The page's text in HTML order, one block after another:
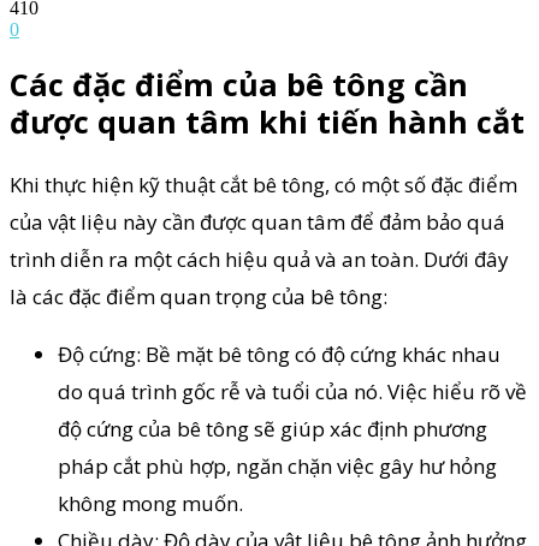
410
0
Các đặc điểm của bê tông cần
được quan tâm khi tiến hành cắt
Khi thực hiện kỹ thuật cắt bê tông, có một số đặc điểm
của vật liệu này cần được quan tâm để đảm bảo quá
trình diễn ra một cách hiệu quả và an toàn. Dưới đây
là các đặc điểm quan trọng của bê tông:
Độ cứng: Bề mặt bê tông có độ cứng khác nhau
do quá trình gốc rễ và tuổi của nó. Việc hiểu rõ về
độ cứng của bê tông sẽ giúp xác định phương
pháp cắt phù hợp, ngăn chặn việc gây hư hỏng
không mong muốn.